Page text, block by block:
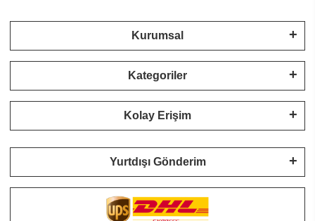
Kurumsal
Kategoriler
Kolay Erişim
Yurtdışı Gönderim